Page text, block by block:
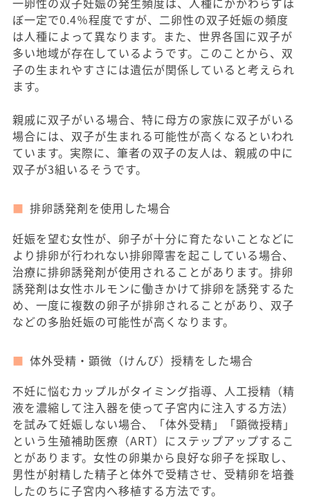
ぼ一定で0.4％程度ですが、二卵性の双子妊娠の頻度
は人種によって異なります。また、世界各国に双子が
多い地域が存在しているようです。このことから、双
子の生まれやすさには遺伝が関係していると考えられ
ます。
親戚に双子がいる場合、特に母方の家族に双子がいる
場合には、双子が生まれる可能性が高くなるといわれ
ています。実際に、筆者の双子の友人は、親戚の中に
双子が3組いるそうです。
排卵誘発剤を使用した場合
妊娠を望む女性が、卵子が十分に育たないことなどに
より排卵が行われない排卵障害を起こしている場合、
治療に排卵誘発剤が使用されることがあります。排卵
誘発剤は女性ホルモンに働きかけて排卵を誘発するた
め、一度に複数の卵子が排卵されることがあり、双子
などの多胎妊娠の可能性が高くなります。
体外受精・顕微（けんび）授精をした場合
不妊に悩むカップルがタイミング指導、人工授精（精
液を濃縮して注入器を使って子宮内に注入する方法）
を試みて妊娠しない場合、「体外受精」「顕微授精」
という生殖補助医療（ART）にステップアップするこ
とがあります。女性の卵巣から良好な卵子を採取し、
男性が射精した精子と体外で受精させ、受精卵を培養
したのちに子宮内へ移植する方法です。